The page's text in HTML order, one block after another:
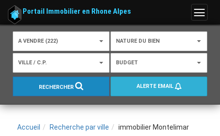
Menu
Portail Immobilier en Rhone Alpes
A VENDRE (222) NATURE DU BIEN
VILLE / C.P. BUDGET
RECHERCHER ALERTE EMAIL
Accueil Recherche par ville immobilier Montelimar